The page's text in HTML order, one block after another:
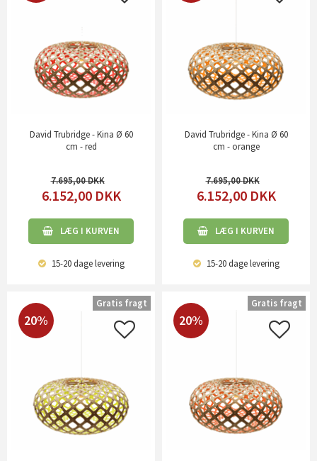
David Trubridge - Kina Ø 60
cm - red
7.695,00
6.152,00 DKK
LÆG I KURVEN
15-20 dagelevering
David Trubridge - Kina Ø 60
cm - orange
7.695,00
6.152,00 DKK
LÆG I KURVEN
15-20 dagelevering
20%
Gratis fragt
20%
Gratis fragt